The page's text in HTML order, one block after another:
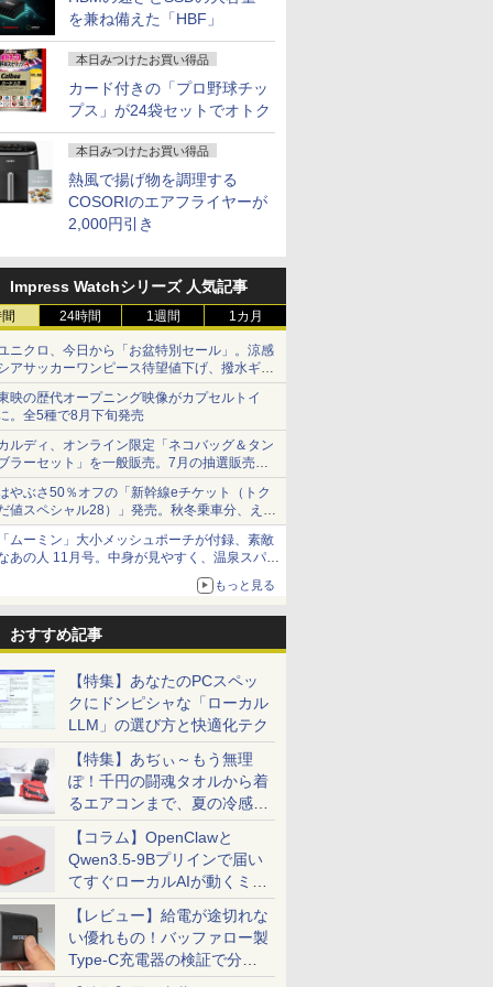
を兼ね備えた「HBF」
本日みつけたお買い得品
カード付きの「プロ野球チッ
プス」が24袋セットでオトク
本日みつけたお買い得品
熱風で揚げ物を調理する
COSORIのエアフライヤーが
2,000円引き
Impress Watchシリーズ 人気記事
24時間 1週間 1カ月
ニクロ、今日から「お盆特別セール」。涼感
アサッカーワンピース待望値下げ、撥水ギア
ョーツは1990円に
映の歴代オープニング映像がカプセルトイ
。全5種で8月下旬発売
ルディ、オンライン限定「ネコバッグ＆タン
ラーセット」を一般販売。7月の抽選販売の
選無効分
やぶさ50％オフの「新幹線eチケット（トク
値スペシャル28）」発売。秋冬乗車分、えき
っと限定
ムーミン」大小メッシュポーチが付録、素敵
あの人 11月号。中身が見やすく、温泉スパに
もっと見る
おすすめ記事
【特集】あなたのPCスペッ
クにドンピシャな「ローカル
LLM」の選び方と快適化テク
【特集】あぢぃ～もう無理
ぽ！千円の闘魂タオルから着
るエアコンまで、夏の冷感グ
ッズ一挙紹介
【コラム】OpenClawと
Qwen3.5-9Bプリインで届い
てすぐローカルAIが動くミニ
PC「SER9 Pro」
【レビュー】給電が途切れな
い優れもの！バッファロー製
Type-C充電器の検証で分か
ったこと